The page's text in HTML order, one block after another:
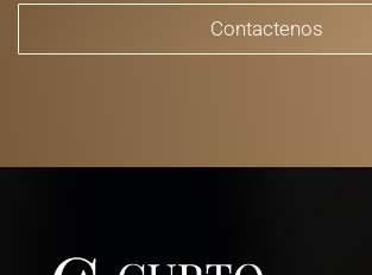
Contactenos